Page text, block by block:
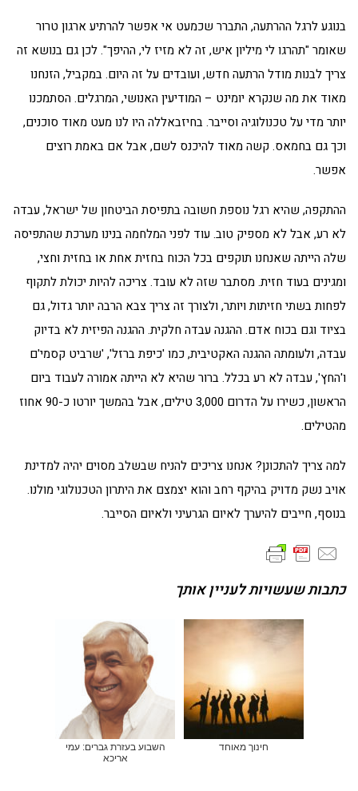
בנוגע לרגל ההרתעה, התברר שכמעט אי אפשר להרתיע ארגון טרור
שאומר "תהרגו לי מיליון איש, זה לא מזיז לי, ההיפך". לכן גם בנושא זה
צריך לבנות מודל הרתעה חדש, ועובדים על זה היום. במקביל, הזנחנו
מאוד את מה שנקרא יומינט – המודיעין האנושי, המרגלים. הסתמכנו
יותר מדי על טכנולוגיה וסייבר. בחיזבאללה היו לנו מעט מאוד סוכנים,
וכך גם בחמאס. קשה מאוד להיכנס לשם, אבל אם באמת רוצים
אפשר.
ההתקפה, שהיא רגל נוספת חשובה בתפיסת הביטחון של ישראל, עבדה
לא רע, אבל לא מספיק טוב. עוד לפני המלחמה בנינו מערכת שהתפיסה
שלה הייתה שאנחנו תוקפים בכל הכוח בחזית אחת או בחזית וחצי,
ומגינים בעוד חזית. מסתבר שזה לא עובד. צריכה להיות יכולת לתקוף
לפחות בשתי חזיתות ויותר, ולצורך זה צריך צבא הרבה יותר גדול, גם
בציוד וגם בכוח אדם. ההגנה עבדה חלקית. ההגנה הפיזית לא בדיוק
עבדה, ולעומתה ההגנה האקטיבית, כמו 'כיפת ברזל', 'שרביט קסמי'ם
ו'החץ', עבדה לא רע בכלל. ברור שהיא לא הייתה אמורה לעבוד ביום
הראשון, כשירו על הדרום 3,000 טילים, אבל בהמשך יורטו כ-90 אחוז
מהטילים.
למה צריך להתכונן? אנחנו צריכים להניח שבשלב מסוים יהיה למדינת
אויב נשק מדויק בהיקף רחב והוא יצמצם את היתרון הטכנולוגי מולנו.
בנוסף, חייבים להיערך לאיום הגרעיני ולאיום הסייבר.
כתבות שעשויות לעניין אותך
חינוך מאוחד
השבוע בעזרת גברים: עמי
אריכא